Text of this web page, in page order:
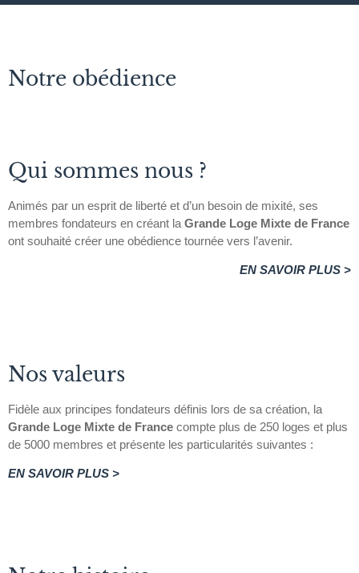
Notre obédience
Qui sommes nous ?
Animés par un esprit de liberté et d’un besoin de mixité, ses
membres fondateurs en créant la Grande Loge Mixte de France
ont souhaité créer une obédience tournée vers l’avenir.
EN SAVOIR PLUS >
Nos valeurs
Fidèle aux principes fondateurs définis lors de sa création, la
Grande Loge Mixte de France compte plus de 250 loges et plus
de 5000 membres et présente les particularités suivantes :
EN SAVOIR PLUS >